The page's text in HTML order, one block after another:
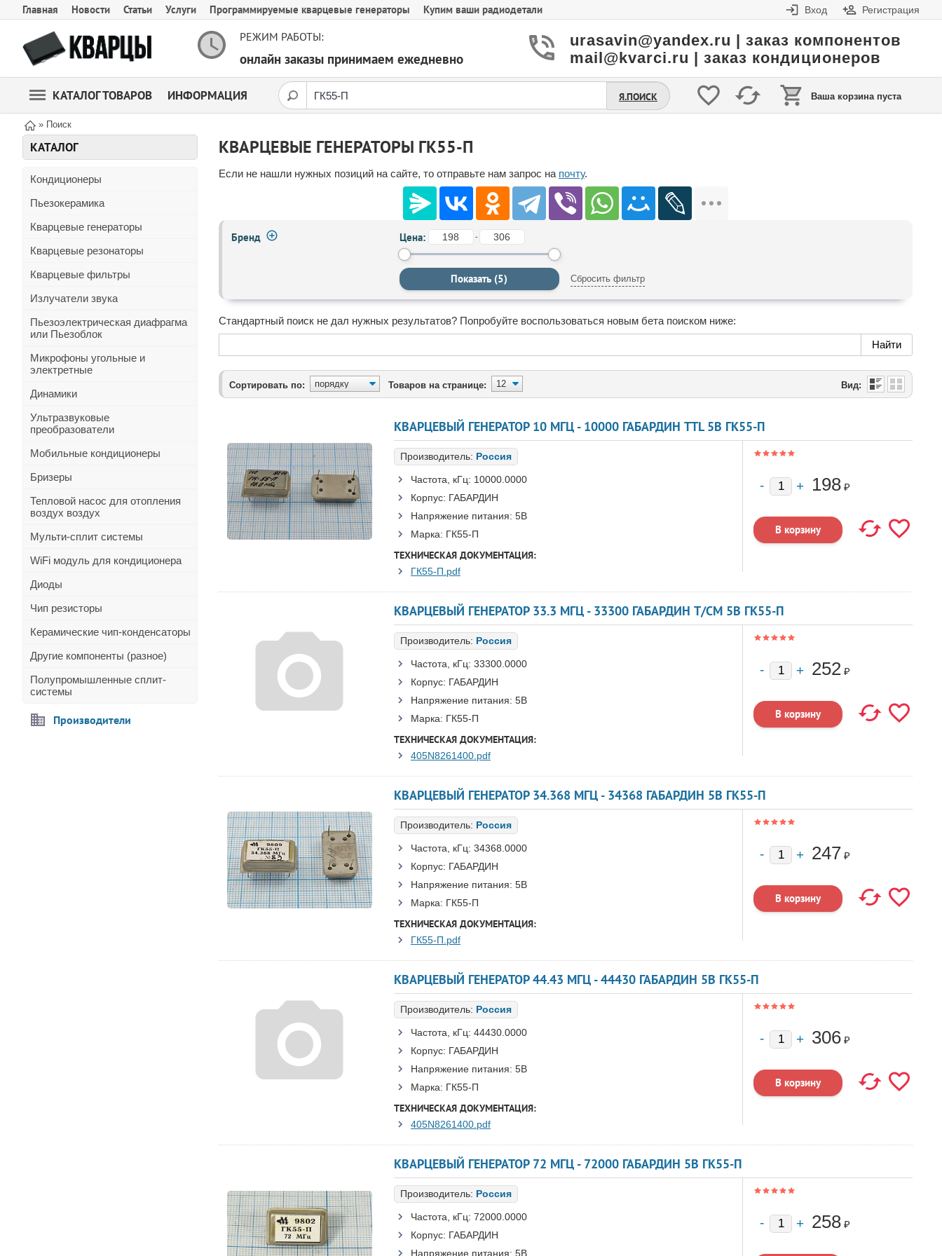
Главная Новости Статьи Услуги Программируемые кварцевые генераторы Купим ваши радиодетали Вход Регистрация
РЕЖИМ РАБОТЫ:
онлайн заказы принимаем ежедневно
urasavin@yandex.ru | заказ компонентов
mail@kvarci.ru | заказ кондиционеров
КАТАЛОГ ТОВАРОВ ИНФОРМАЦИЯ Ваша корзина пуста
Я.ПОИСК
» Поиск
КАТАЛОГ
Кондиционеры
Пьезокерамика
Кварцевые генераторы
Кварцевые резонаторы
Кварцевые фильтры
Излучатели звука
Пьезоэлектрическая диафрагма
или Пьезоблок
Микрофоны угольные и
электретные
Динамики
Ультразвуковые
преобразователи
Мобильные кондиционеры
Бризеры
Тепловой насос для отопления
воздух воздух
Мульти-сплит системы
WiFi модуль для кондиционера
Диоды
Чип резисторы
Керамические чип-конденсаторы
Другие компоненты (разное)
Полупромышленные сплит-
системы
Производители
КВАРЦЕВЫЕ ГЕНЕРАТОРЫ ГК55-П
Если не нашли нужных позиций на сайте, то отправьте нам запрос на почту.
Бренд Цена: -
Сбросить фильтр
Стандартный поиск не дал нужных результатов? Попробуйте воспользоваться новым бета поиском ниже:
Сортировать по: Товаров на странице: Вид:
КВАРЦЕВЫЙ ГЕНЕРАТОР 10 МГЦ - 10000 ГАБАРДИН TTL 5В ГК55-П
Производитель: Россия
Частота, кГц: 10000.0000
Корпус: ГАБАРДИН
Напряжение питания: 5В
Марка: ГК55-П
ТЕХНИЧЕСКАЯ ДОКУМЕНТАЦИЯ:
ГК55-П.pdf
198 ₽
КВАРЦЕВЫЙ ГЕНЕРАТОР 33.3 МГЦ - 33300 ГАБАРДИН T/CM 5В ГК55-П
Производитель: Россия
Частота, кГц: 33300.0000
Корпус: ГАБАРДИН
Напряжение питания: 5В
Марка: ГК55-П
ТЕХНИЧЕСКАЯ ДОКУМЕНТАЦИЯ:
405N8261400.pdf
252 ₽
КВАРЦЕВЫЙ ГЕНЕРАТОР 34.368 МГЦ - 34368 ГАБАРДИН 5В ГК55-П
Производитель: Россия
Частота, кГц: 34368.0000
Корпус: ГАБАРДИН
Напряжение питания: 5В
Марка: ГК55-П
ТЕХНИЧЕСКАЯ ДОКУМЕНТАЦИЯ:
ГК55-П.pdf
247 ₽
КВАРЦЕВЫЙ ГЕНЕРАТОР 44.43 МГЦ - 44430 ГАБАРДИН 5В ГК55-П
Производитель: Россия
Частота, кГц: 44430.0000
Корпус: ГАБАРДИН
Напряжение питания: 5В
Марка: ГК55-П
ТЕХНИЧЕСКАЯ ДОКУМЕНТАЦИЯ:
405N8261400.pdf
306 ₽
КВАРЦЕВЫЙ ГЕНЕРАТОР 72 МГЦ - 72000 ГАБАРДИН 5В ГК55-П
Производитель: Россия
Частота, кГц: 72000.0000
Корпус: ГАБАРДИН
Напряжение питания: 5В
258 ₽